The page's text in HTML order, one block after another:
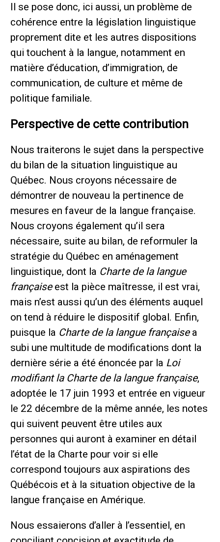
Il se pose donc, ici aussi, un problème de
cohérence entre la législation linguistique
proprement dite et les autres dispositions
qui touchent à la langue, notamment en
matière d’éducation, d’immigration, de
communication, de culture et même de
politique familiale.
Perspective de cette contribution
Nous traiterons le sujet dans la perspective
du bilan de la situation linguistique au
Québec. Nous croyons nécessaire de
démontrer de nouveau la pertinence de
mesures en faveur de la langue française.
Nous croyons également qu’il sera
nécessaire, suite au bilan, de reformuler la
stratégie du Québec en aménagement
linguistique, dont la Charte de la langue
françaiseest la pièce maîtresse, il est vrai,
mais n’est aussi qu’un des éléments auquel
on tend à réduire le dispositif global. Enfin,
puisque la Charte de la langue françaisea
subi une multitude de modifications dont la
dernière série a été énoncée par la Loi
modifiant la Charte de la langue française,
adoptée le 17 juin 1993 et entrée en vigueur
le 22 décembre de la même année, les notes
qui suivent peuvent être utiles aux
personnes qui auront à examiner en détail
l’état de la Charte pour voir si elle
correspond toujours aux aspirations des
Québécois et à la situation objective de la
langue française en Amérique.
Nous essaierons d’aller à l’essentiel, en